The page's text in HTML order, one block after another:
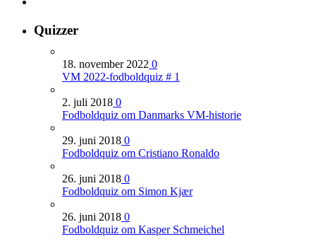
Quizzer
18. november 2022 0
VM 2022-fodboldquiz # 1
2. juli 2018 0
Fodboldquiz om Danmarks VM-historie
29. juni 2018 0
Fodboldquiz om Cristiano Ronaldo
26. juni 2018 0
Fodboldquiz om Simon Kjær
26. juni 2018 0
Fodboldquiz om Kasper Schmeichel